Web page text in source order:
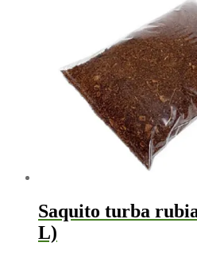
Saquito turba
L)